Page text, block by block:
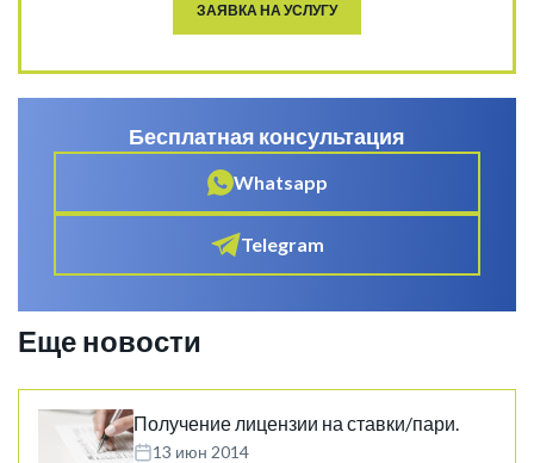
ЗАЯВКА НА УСЛУГУ
Бесплатная консультация
Whatsapp
Telegram
Еще новости
Получение лицензии на ставки/пари.
13 июн 2014